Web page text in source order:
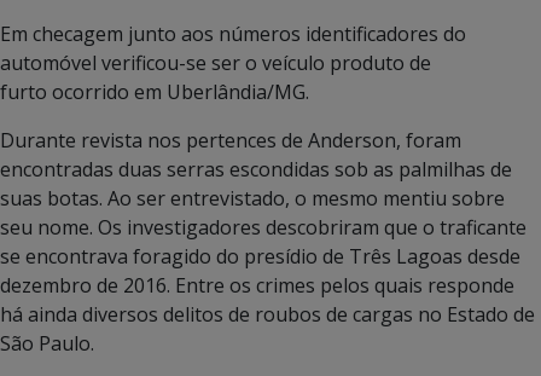
Em checagem junto aos números identificadores do
automóvel verificou-se ser o veículo produto de
furto ocorrido em Uberlândia/MG.
Durante revista nos pertences de Anderson, foram
encontradas duas serras escondidas sob as palmilhas de
suas botas. Ao ser entrevistado, o mesmo mentiu sobre
seu nome. Os investigadores descobriram que o traficante
se encontrava foragido do presídio de Três Lagoas desde
dezembro de 2016. Entre os crimes pelos quais responde
há ainda diversos delitos de roubos de cargas no Estado de
São Paulo.